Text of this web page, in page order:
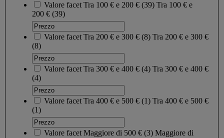
Valore facet Tra 100 € e 200 € (39) Tra 100 € e
200 € (39)
Valore facet Tra 200 € e 300 € (8) Tra 200 € e 300 €
(8)
Valore facet Tra 300 € e 400 € (4) Tra 300 € e 400 €
(4)
Valore facet Tra 400 € e 500 € (1) Tra 400 € e 500 €
(1)
Valore facet Maggiore di 500 € (3) Maggiore di